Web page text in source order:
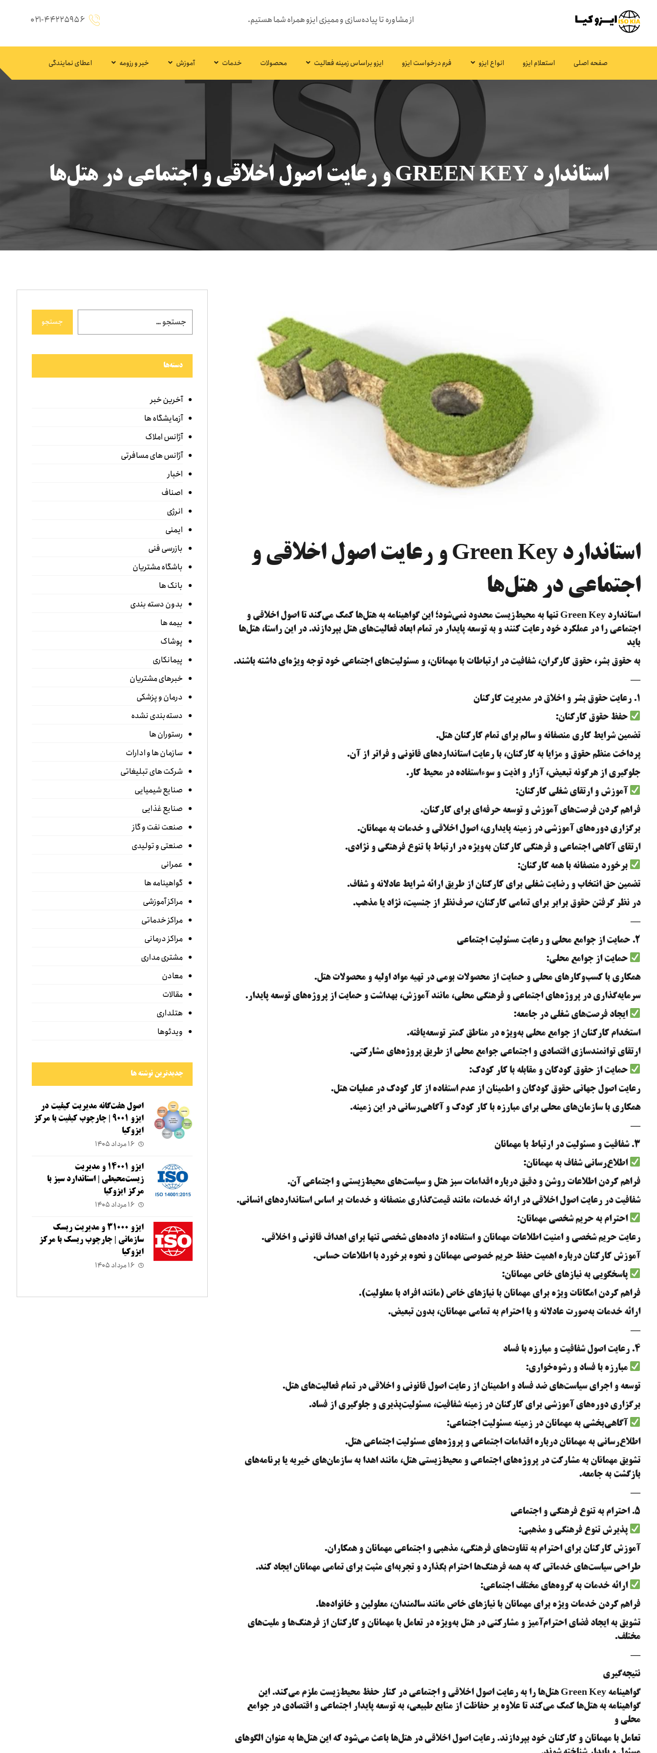
از مشاوره تا پیاده‌سازی و ممیزی ایزو همراه شما هستیم. ۰۲۱-۴۴۲۲۵۹۵۶
صفحه اصلی استعلام ایزو انواع ایزو فرم درخواست ایزو ایزو براساس زمینه فعالیت محصولات خدمات آموزش خبر و رزومه اعطای نمایندگی
استاندارد GREEN KEY و رعایت اصول اخلاقی و اجتماعی در هتل‌ها
استاندارد Green Key و رعایت اصول اخلاقی و
اجتماعی در هتل‌ها
استاندارد Green Key تنها به محیط‌زیست محدود نمی‌شود؛ این گواهینامه به هتل‌ها کمک می‌کند تا اصول اخلاقی و
اجتماعی را در عملکرد خود رعایت کنند و به توسعه پایدار در تمام ابعاد فعالیت‌های هتل بپردازند. در این راستا، هتل‌ها
باید
به حقوق بشر، حقوق کارگران، شفافیت در ارتباطات با مهمانان، و مسئولیت‌های اجتماعی خود توجه ویژه‌ای داشته باشند.
—
۱. رعایت حقوق بشر و اخلاق در مدیریت کارکنان
حفظ حقوق کارکنان:
تضمین شرایط کاری منصفانه و سالم برای تمام کارکنان هتل.
پرداخت منظم حقوق و مزایا به کارکنان، با رعایت استانداردهای قانونی و فراتر از آن.
جلوگیری از هرگونه تبعیض، آزار و اذیت و سوءاستفاده در محیط کار.
آموزش و ارتقای شغلی کارکنان:
فراهم کردن فرصت‌های آموزش و توسعه حرفه‌ای برای کارکنان.
برگزاری دوره‌های آموزشی در زمینه پایداری، اصول اخلاقی و خدمات به مهمانان.
ارتقای آگاهی اجتماعی و فرهنگی کارکنان به‌ویژه در ارتباط با تنوع فرهنگی و نژادی.
برخورد منصفانه با همه کارکنان:
تضمین حق انتخاب و رضایت شغلی برای کارکنان از طریق ارائه شرایط عادلانه و شفاف.
در نظر گرفتن حقوق برابر برای تمامی کارکنان، صرف‌نظر از جنسیت، نژاد یا مذهب.
—
۲. حمایت از جوامع محلی و رعایت مسئولیت اجتماعی
حمایت از جوامع محلی:
همکاری با کسب‌وکارهای محلی و حمایت از محصولات بومی در تهیه مواد اولیه و محصولات هتل.
سرمایه‌گذاری در پروژه‌های اجتماعی و فرهنگی محلی، مانند آموزش، بهداشت و حمایت از پروژه‌های توسعه پایدار.
ایجاد فرصت‌های شغلی در جامعه:
استخدام کارکنان از جوامع محلی به‌ویژه در مناطق کمتر توسعه‌یافته.
ارتقای توانمندسازی اقتصادی و اجتماعی جوامع محلی از طریق پروژه‌های مشارکتی.
حمایت از حقوق کودکان و مقابله با کار کودک:
رعایت اصول جهانی حقوق کودکان و اطمینان از عدم استفاده از کار کودک در عملیات هتل.
همکاری با سازمان‌های محلی برای مبارزه با کار کودک و آگاهی‌رسانی در این زمینه.
—
۳. شفافیت و مسئولیت در ارتباط با مهمانان
اطلاع‌رسانی شفاف به مهمانان:
فراهم کردن اطلاعات روشن و دقیق درباره اقدامات سبز هتل و سیاست‌های محیط‌زیستی و اجتماعی آن.
شفافیت در رعایت اصول اخلاقی در ارائه خدمات، مانند قیمت‌گذاری منصفانه و خدمات بر اساس استانداردهای انسانی.
احترام به حریم شخصی مهمانان:
رعایت حریم شخصی و امنیت اطلاعات مهمانان و استفاده از داده‌های شخصی تنها برای اهداف قانونی و اخلاقی.
آموزش کارکنان درباره اهمیت حفظ حریم خصوصی مهمانان و نحوه برخورد با اطلاعات حساس.
پاسخگویی به نیازهای خاص مهمانان:
فراهم کردن امکانات ویژه برای مهمانان با نیازهای خاص (مانند افراد با معلولیت).
ارائه خدمات به‌صورت عادلانه و با احترام به تمامی مهمانان، بدون تبعیض.
—
۴. رعایت اصول شفافیت و مبارزه با فساد
مبارزه با فساد و رشوه‌خواری:
توسعه و اجرای سیاست‌های ضد فساد و اطمینان از رعایت اصول قانونی و اخلاقی در تمام فعالیت‌های هتل.
برگزاری دوره‌های آموزشی برای کارکنان در زمینه شفافیت، مسئولیت‌پذیری و جلوگیری از فساد.
آگاهی‌بخشی به مهمانان در زمینه مسئولیت اجتماعی:
اطلاع‌رسانی به مهمانان درباره اقدامات اجتماعی و پروژه‌های مسئولیت اجتماعی هتل.
تشویق مهمانان به مشارکت در پروژه‌های اجتماعی و محیط‌زیستی هتل، مانند اهدا به سازمان‌های خیریه یا برنامه‌های
بازگشت به جامعه.
—
۵. احترام به تنوع فرهنگی و اجتماعی
پذیرش تنوع فرهنگی و مذهبی:
آموزش کارکنان برای احترام به تفاوت‌های فرهنگی، مذهبی و اجتماعی مهمانان و همکاران.
طراحی سیاست‌های خدماتی که به همه فرهنگ‌ها احترام بگذارد و تجربه‌ای مثبت برای تمامی مهمانان ایجاد کند.
ارائه خدمات به گروه‌های مختلف اجتماعی:
فراهم کردن خدمات ویژه برای مهمانان با نیازهای خاص مانند سالمندان، معلولین و خانواده‌ها.
تشویق به ایجاد فضای احترام‌آمیز و مشارکتی در هتل به‌ویژه در تعامل با مهمانان و کارکنان از فرهنگ‌ها و ملیت‌های
مختلف.
—
نتیجه‌گیری
گواهینامه Green Key هتل‌ها را به رعایت اصول اخلاقی و اجتماعی در کنار حفظ محیط‌زیست ملزم می‌کند. این
گواهینامه به هتل‌ها کمک می‌کند تا علاوه بر حفاظت از منابع طبیعی، به توسعه پایدار اجتماعی و اقتصادی در جوامع
محلی و
تعامل با مهمانان و کارکنان خود بپردازند. رعایت اصول اخلاقی در هتل‌ها باعث می‌شود که این هتل‌ها به عنوان الگوهای
جستجو
دسته‌ها
آخرین خبر
آزمایشگاه ها
آژانس املاک
آژانس های مسافرتی
اخبار
اصناف
انرژی
ایمنی
بازرسی فنی
باشگاه مشتریان
بانک ها
بدون دسته بندی
بیمه ها
پوشاک
پیمانکاری
خبرهای مشتریان
درمان و پزشکی
دسته‌بندی نشده
رستوران ها
سازمان ها و ادارات
شرکت های تبلیغاتی
صنایع شیمیایی
صنایع غذایی
صنعت نفت و گاز
صنعتی و تولیدی
عمرانی
گواهینامه ها
مراکز آموزشی
مراکز خدماتی
مراکز درمانی
مشتری مداری
معادن
مقالات
هتلداری
ویدئوها
جدیدترین نوشته ها
اصول هفت‌گانه مدیریت کیفیت در
ایزو ۹۰۰۱ | چارچوب کیفیت با مرکز
ایزوکیا
۱۶ مرداد ۱۴۰۵
ایزو ۱۴۰۰۱ و مدیریت
زیست‌محیطی | استاندارد سبز با
مرکز ایزوکیا
۱۶ مرداد ۱۴۰۵
ایزو ۳۱۰۰۰ و مدیریت ریسک
سازمانی | چارچوب ریسک با مرکز
ایزوکیا
۱۶ مرداد ۱۴۰۵